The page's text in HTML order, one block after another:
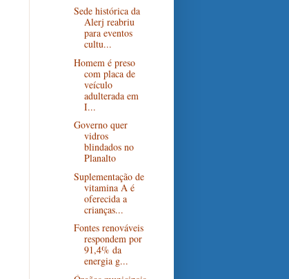
Sede histórica da
Alerj reabriu
para eventos
cultu...
Homem é preso
com placa de
veículo
adulterada em
I...
Governo quer
vidros
blindados no
Planalto
Suplementação de
vitamina A é
oferecida a
crianças...
Fontes renováveis
respondem por
91,4% da
energia g...